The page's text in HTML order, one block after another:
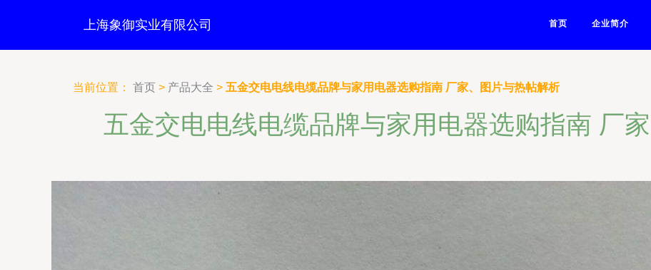
上海象御实业有限公司 首页 企业简介
当前位置： 首页 > 产品大全 > 五金交电电线电缆品牌与家用电器选购指南 厂家、图片与热帖解析
五金交电电线电缆品牌与家用电器选购指南 厂